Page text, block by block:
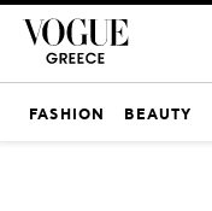
FASHION BEAUTY